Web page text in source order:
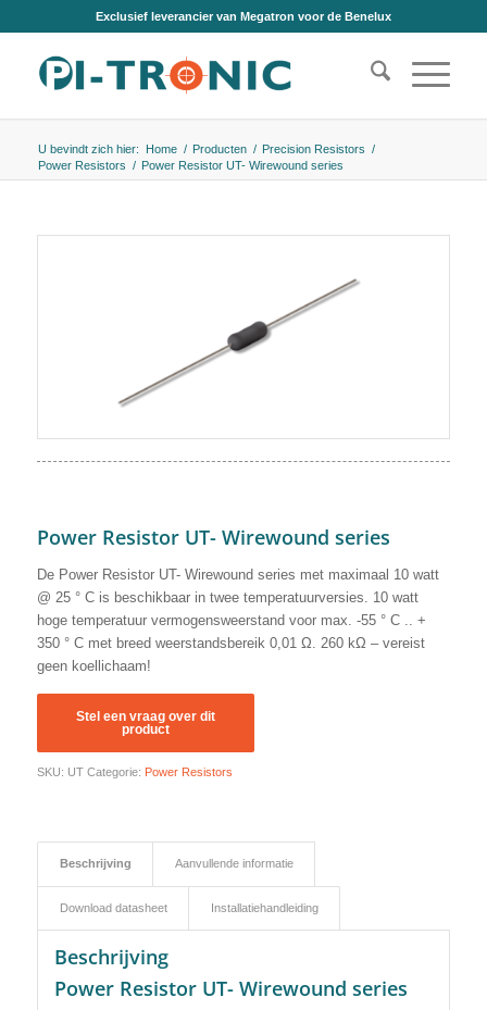
Exclusief leverancier van Megatron voor de Benelux
U bevindt zich hier: Home / Producten / Precision Resistors /
Power Resistors / Power Resistor UT- Wirewound series
Power Resistor UT- Wirewound series
De Power Resistor UT- Wirewound series met maximaal 10 watt
@ 25 ° C is beschikbaar in twee temperatuurversies. 10 watt
hoge temperatuur vermogensweerstand voor max. -55 ° C .. +
350 ° C met breed weerstandsbereik 0,01 Ω. 260 kΩ – vereist
geen koellichaam!
SKU: UT Categorie: Power Resistors
Beschrijving Aanvullende informatie
Download datasheet Installatiehandleiding
Beschrijving
Power Resistor UT- Wirewound series